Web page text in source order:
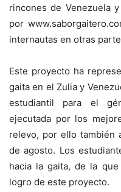
rincones de Venezuela
por
internautas en otras
Este proyecto ha
gaita en el Zulia y
estudiantil para el
ejecutada por los
relevo, por ello también
de agosto. Los
hacia la gaita, de la
logro de este proyecto.